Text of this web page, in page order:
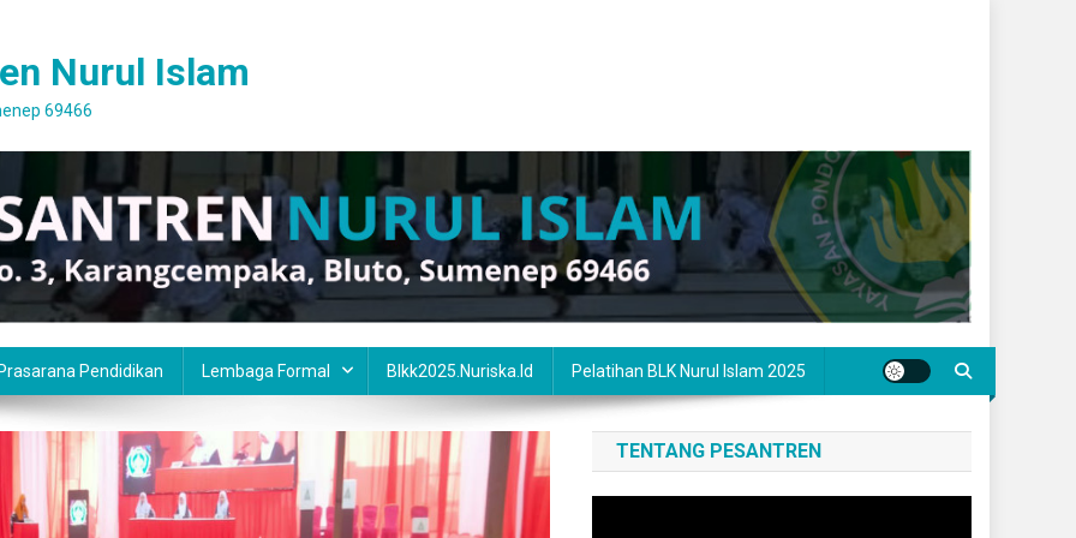
Nurul Islam
69466
Pendidikan Lembaga Formal Blkk2025.nuriska.id Pelatihan BLK Nurul Islam 2025
TENTANG PESANTREN